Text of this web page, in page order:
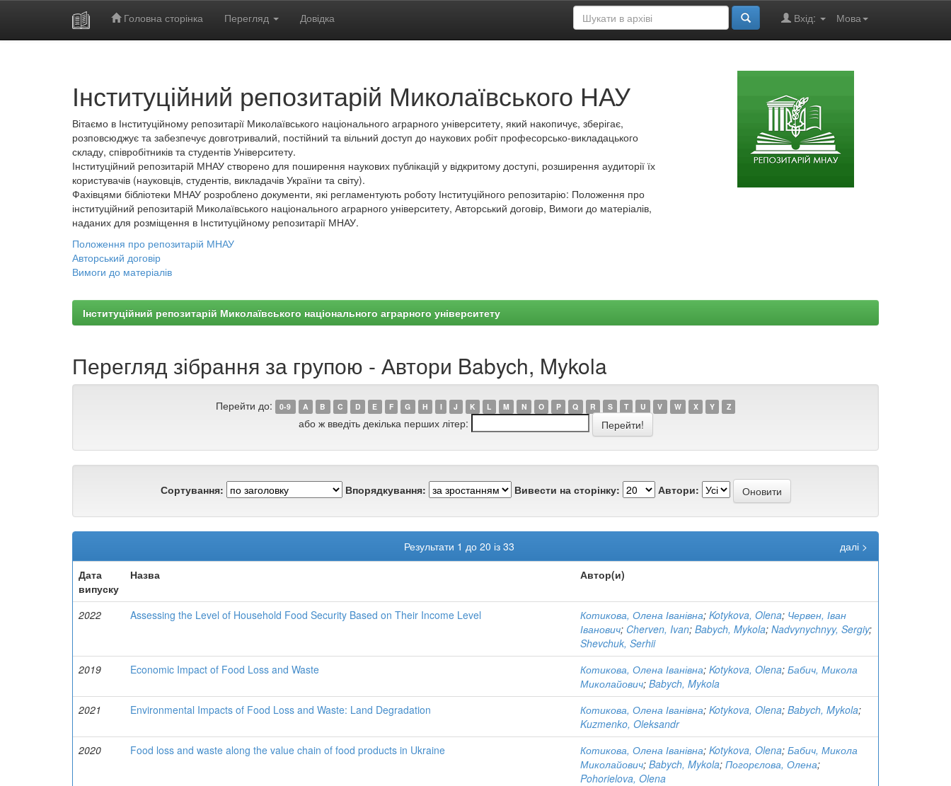
Головна сторінка Перегляд Довідка Мова
Вхід:
Інституційний репозитарій Миколаївського НАУ
Вітаємо в Інституційному репозитарії Миколаївського національного аграрного університету, який накопичує, зберігає,
розповсюджує та забезпечує довготривалий, постійний та вільний доступ до наукових робіт професорсько-викладацького
складу, співробітників та студентів Університету.
Інституційний репозитарій МНАУ створено для поширення наукових публікацій у відкритому доступі, розширення аудиторії їх
користувачів (науковців, студентів, викладачів України та світу).
Фахівцями бібліотеки МНАУ розроблено документи, які регламентують роботу Інституційного репозитарію: Положення про
інституційний репозитарій Миколаївського національного аграрного університету, Авторський договір, Вимоги до матеріалів,
наданих для розміщення в Інституційному репозитарії МНАУ.
Положення про репозитарій МНАУ
Авторський договір
Вимоги до матеріалів
Інституційний репозитарій Миколаївського національного аграрного університету
Перегляд зібрання за групою - Автори Babych, Mykola
Перейти до: 0-9 A B C D E F G H I J K L M N O P Q R S T U V W X Y Z
або ж введіть декілька перших літер:
Сортування: Впорядкування: Вивести на сторінку: Автори:
Результати 1 до 20 із 33
далі >
Дата
випуску
Назва Автор(и)
2022 Assessing the Level of Household Food Security Based on Their Income Level Котикова, Олена Іванівна; Kotykova, Olena; Червен, Іван
Іванович; Cherven, Ivan; Babych, Mykola; Nadvynychnyy, Sergiy;
Shevchuk, Serhii
2019
Economic Impact of Food Loss and Waste Котикова, Олена Іванівна; Kotykova, Olena; Бабич, Микола
Миколайович; Babych, Mykola
2021
Environmental Impacts of Food Loss and Waste: Land Degradation Котикова, Олена Іванівна; Kotykova, Olena; Babych, Mykola;
Kuzmenko, Oleksandr
2020
Food loss and waste along the value chain of food products in Ukraine Котикова, Олена Іванівна; Kotykova, Olena; Бабич, Микола
Миколайович; Babych, Mykola; Погорєлова, Олена;
Pohorielova, Olena